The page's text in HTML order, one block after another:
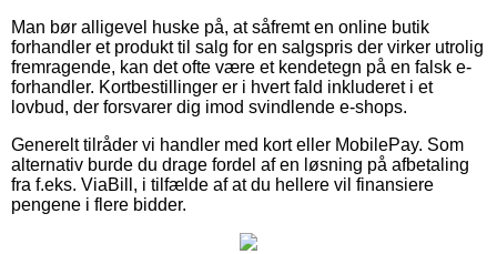
Man bør alligevel huske på, at såfremt en online butik
forhandler et produkt til salg for en salgspris der virker utrolig
fremragende, kan det ofte være et kendetegn på en falsk e-
forhandler. Kortbestillinger er i hvert fald inkluderet i et
lovbud, der forsvarer dig imod svindlende e-shops.
Generelt tilråder vi handler med kort eller MobilePay. Som
alternativ burde du drage fordel af en løsning på afbetaling
fra f.eks. ViaBill, i tilfælde af at du hellere vil finansiere
pengene i flere bidder.